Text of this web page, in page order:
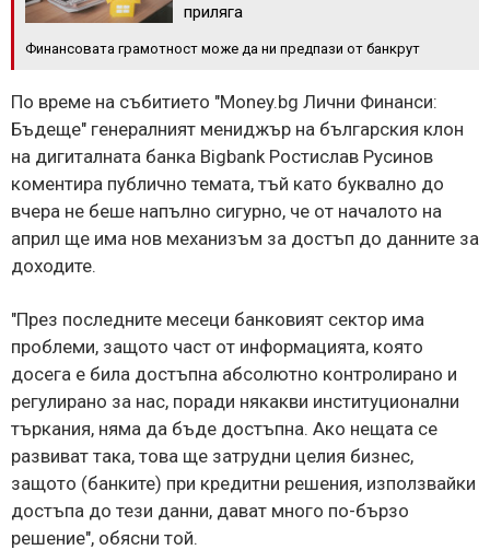
приляга
Финансовата грамотност може да ни предпази от банкрут
По време на събитието "Money.bg Лични Финанси:
Бъдеще" генералният мениджър на българския клон
на дигиталната банка Bigbank Ростислав Русинов
коментира публично темата, тъй като буквално до
вчера не беше напълно сигурно, че от началото на
април ще има нов механизъм за достъп до данните за
доходите.
"През последните месеци банковият сектор има
проблеми, защото част от информацията, която
досега е била достъпна абсолютно контролирано и
регулирано за нас, поради някакви институционални
търкания, няма да бъде достъпна. Ако нещата се
развиват така, това ще затрудни целия бизнес,
защото (банките) при кредитни решения, използвайки
достъпа до тези данни, дават много по-бързо
решение", обясни той.